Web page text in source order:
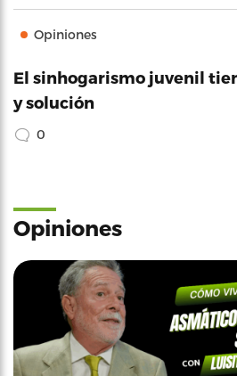
Opiniones
El sinhogarismo juvenil
y solución
0
Opiniones